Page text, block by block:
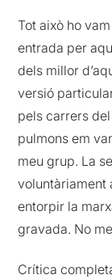
Tot això ho
entrada per
dels millor
versió
pels carrers
pulmons em
meu grup. La
voluntàriament
entorpir la
gravada. No
Crítica